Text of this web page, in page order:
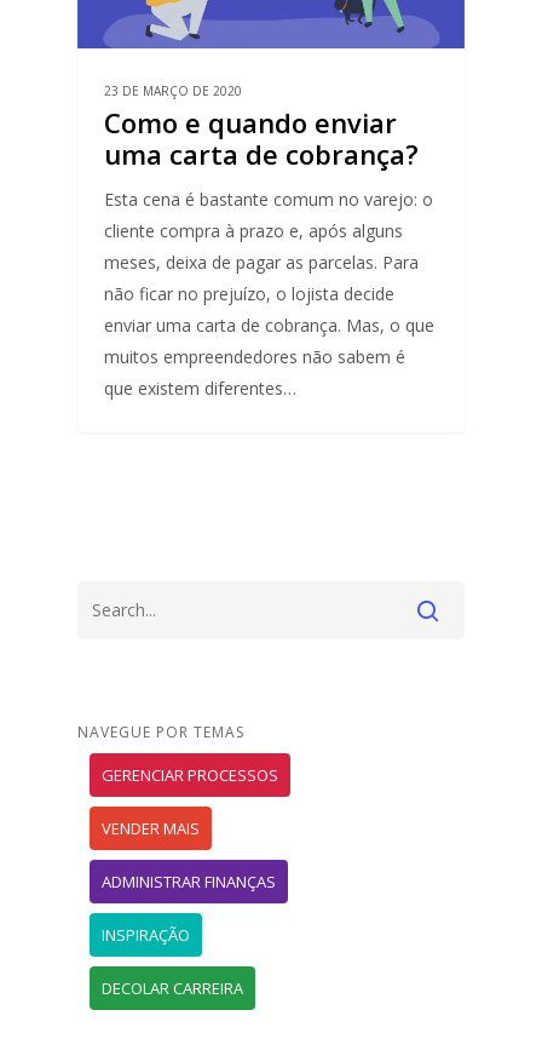
23 DE MARÇO DE 2020
Como e quando enviar
uma carta de cobrança?
Esta cena é bastante comum no varejo: o
cliente compra à prazo e, após alguns
meses, deixa de pagar as parcelas. Para
não ficar no prejuízo, o lojista decide
enviar uma carta de cobrança. Mas, o que
muitos empreendedores não sabem é
que existem diferentes…
NAVEGUE POR TEMAS
GERENCIAR PROCESSOS
VENDER MAIS
ADMINISTRAR FINANÇAS
INSPIRAÇÃO
DECOLAR CARREIRA